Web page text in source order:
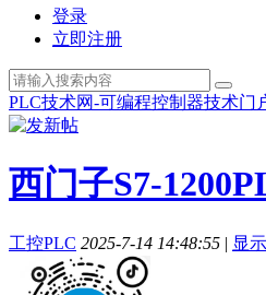
登录
立即注册
PLC技术网-可编程控制器技术门
西门子S7-
工控PLC 2025-7-14 14:48:55 | 显